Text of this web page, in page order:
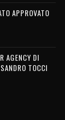
APPROVATO
AGENCY DI
TOCCI